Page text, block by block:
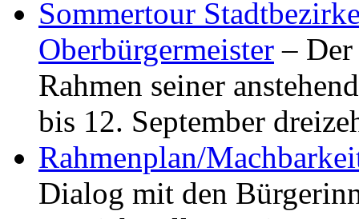
Sommertour
Oberbürgermeister –
Rahmen seiner
bis 12. September
Rahmenplan/
Dialog mit den